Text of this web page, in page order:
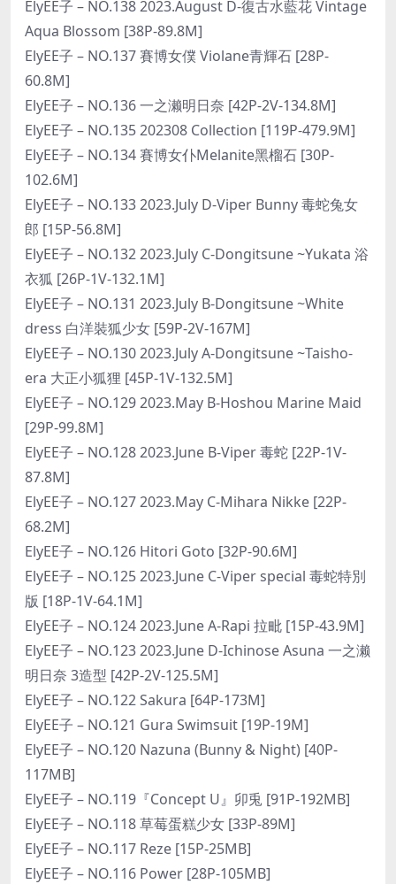
ElyEE子 – NO.138 2023.August D-復古水藍花 Vintage
Aqua Blossom [38P-89.8M]
ElyEE子 – NO.137 賽博女僕 Violane青輝石 [28P-
60.8M]
ElyEE子 – NO.136 一之濑明日奈 [42P-2V-134.8M]
ElyEE子 – NO.135 202308 Collection [119P-479.9M]
ElyEE子 – NO.134 賽博女仆Melanite黑榴石 [30P-
102.6M]
ElyEE子 – NO.133 2023.July D-Viper Bunny 毒蛇兔女
郎 [15P-56.8M]
ElyEE子 – NO.132 2023.July C-Dongitsune ~Yukata 浴
衣狐 [26P-1V-132.1M]
ElyEE子 – NO.131 2023.July B-Dongitsune ~White
dress 白洋裝狐少女 [59P-2V-167M]
ElyEE子 – NO.130 2023.July A-Dongitsune ~Taisho-
era 大正小狐狸 [45P-1V-132.5M]
ElyEE子 – NO.129 2023.May B-Hoshou Marine Maid
[29P-99.8M]
ElyEE子 – NO.128 2023.June B-Viper 毒蛇 [22P-1V-
87.8M]
ElyEE子 – NO.127 2023.May C-Mihara Nikke [22P-
68.2M]
ElyEE子 – NO.126 Hitori Goto [32P-90.6M]
ElyEE子 – NO.125 2023.June C-Viper special 毒蛇特別
版 [18P-1V-64.1M]
ElyEE子 – NO.124 2023.June A-Rapi 拉毗 [15P-43.9M]
ElyEE子 – NO.123 2023.June D-Ichinose Asuna 一之濑
明日奈 3造型 [42P-2V-125.5M]
ElyEE子 – NO.122 Sakura [64P-173M]
ElyEE子 – NO.121 Gura Swimsuit [19P-19M]
ElyEE子 – NO.120 Nazuna (Bunny & Night) [40P-
117MB]
ElyEE子 – NO.119『Concept U』卯兎 [91P-192MB]
ElyEE子 – NO.118 草莓蛋糕少女 [33P-89M]
ElyEE子 – NO.117 Reze [15P-25MB]
ElyEE子 – NO.116 Power [28P-105MB]